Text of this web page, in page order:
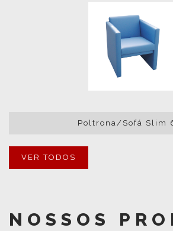
Poltrona/Sofá Slim
VER TODOS
NOSSOS